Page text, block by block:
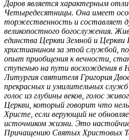
Даров является характерным
Четыредесятницы. Она имеет
торжественность и составляет
великопостного богослужения.
единства Церкви Земной и Церкви
христианином за этой службой,
опыт приобщения к вечности,
ступенью на пути восхождения в
Литургия святителя Григория
прекрасных и умилительных
голос из глубины веков, голос
Церкви, который говорит что
Христе, если верующий не
источником жизни. Это
Причащению Святых Христовых